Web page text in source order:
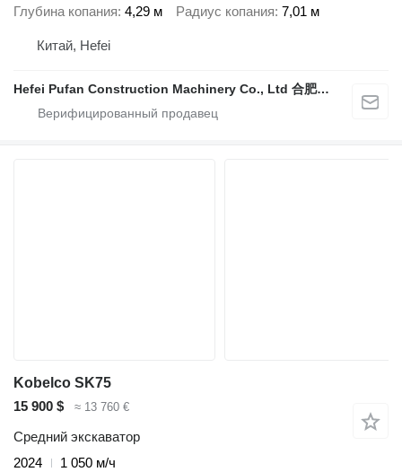
Глубина копания 4,29 м Радиус копания 7,01 м
Китай, Hefei
Hefei Pufan Construction Machinery Co., Ltd 合肥朴凡工程机械有限公司
Kobelco SK75
15 900 $
≈ 13 760 €
Средний экскаватор
2024
1 050 м/ч